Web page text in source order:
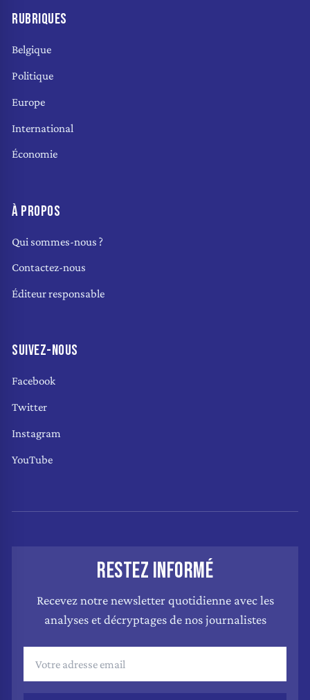
RUBRIQUES
Belgique
Politique
Europe
International
Économie
À PROPOS
Qui sommes-nous ?
Contactez-nous
Éditeur responsable
SUIVEZ-NOUS
Facebook
Twitter
Instagram
YouTube
RESTEZ INFORMÉ
Recevez notre newsletter quotidienne avec les
analyses et décryptages de nos journalistes